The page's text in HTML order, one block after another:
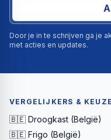
Door je in te schrijven ga je
met acties en updates.
VERGELIJKERS &
🇧🇪 Droogkast (België)
🇧🇪 Frigo (België)